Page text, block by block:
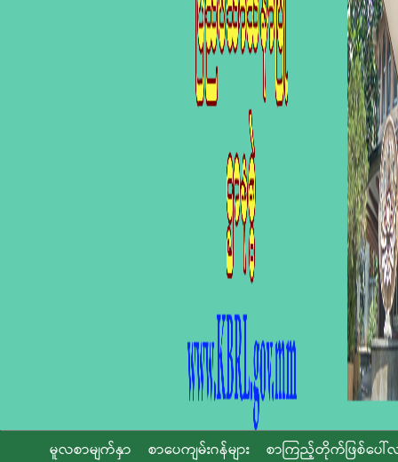
မူလစာမျက်နှာ စာပေကျမ်းဂန်များ
စာကြည့်တိုက်ဖြစ်ပေါ်